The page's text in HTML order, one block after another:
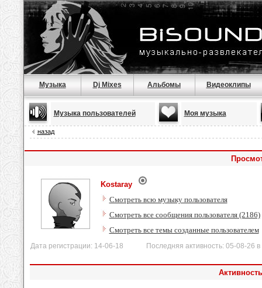
Музыка Dj Mixes Альбомы Видеоклипы
Музыка пользователей Моя музыка
назад
Kostaray
Смотреть всю музыку пользователя
Смотреть все сообщения пользователя (2186)
Смотреть все темы созданные пользователем
Дата регистрации: 14-06-18 Последняя активность: 05-08-26 в